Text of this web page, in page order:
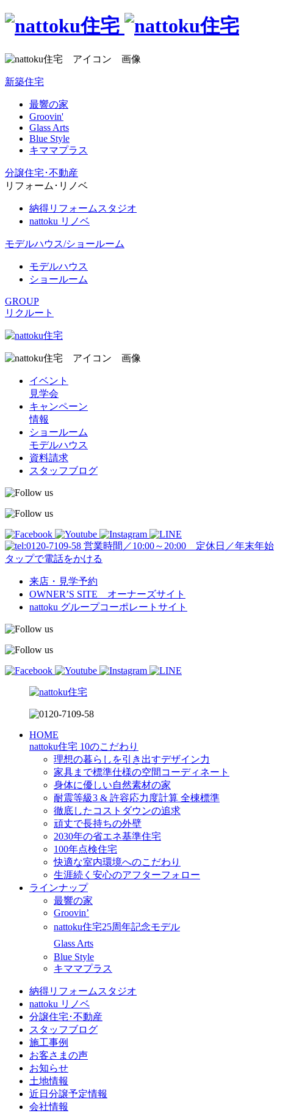
新築住宅
最響の家
Groovin'
Glass Arts
Blue Style
キママプラス
分譲住宅･不動産
リフォーム･リノベ
納得リフォームスタジオ
nattoku リノベ
モデルハウス/ショールーム
モデルハウス
ショールーム
GROUP
リクルート
イベント
見学会
キャンペーン
情報
ショールーム
モデルハウス
資料請求
スタッフブログ
営業時間／10:00～20:00 定休日／年末年始
タップで電話をかける
来店・見学予約
OWNER’S SITE オーナーズサイト
nattoku グループコーポレートサイト
HOME
nattoku住宅 10のこだわり
理想の暮らしを引き出すデザイン力
家具まで標準仕様の空間コーディネート
身体に優しい自然素材の家
耐震等級3 & 許容応力度計算 全棟標準
徹底したコストダウンの追求
頑丈で長持ちの外壁
2030年の省エネ基準住宅
100年点検住宅
快適な室内環境へのこだわり
生涯続く安心のアフターフォロー
ラインナップ
最響の家
Groovin’
nattoku住宅25周年記念モデル
Glass Arts
Blue Style
キママプラス
納得リフォームスタジオ
nattoku リノベ
分譲住宅･不動産
スタッフブログ
施工事例
お客さまの声
お知らせ
土地情報
近日分譲予定情報
会社情報